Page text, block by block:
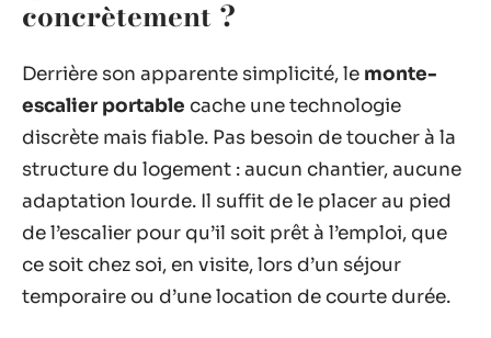
concrètement ?
Derrière son apparente simplicité, le monte-
escalier portable cache une technologie
discrète mais fiable. Pas besoin de toucher à la
structure du logement : aucun chantier, aucune
adaptation lourde. Il suffit de le placer au pied
de l’escalier pour qu’il soit prêt à l’emploi, que
ce soit chez soi, en visite, lors d’un séjour
temporaire ou d’une location de courte durée.